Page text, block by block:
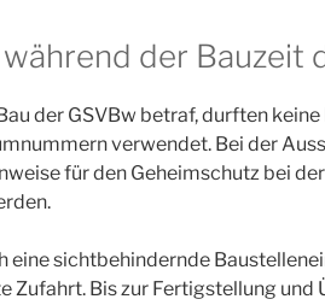
der Bauzeit
der GSVBw betraf, durften
verwendet. Bei der
für den Geheimschutz bei
eine sichtbehindernde
Zufahrt. Bis zur Fertigstellung und